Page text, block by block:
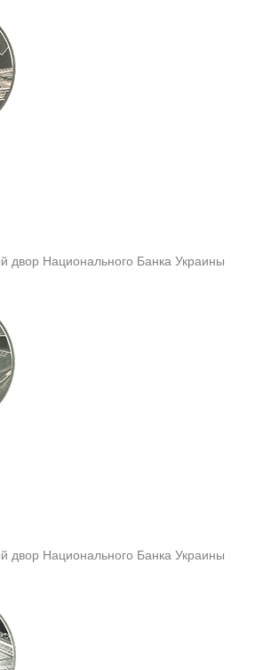
двор Национального Банка Украины
двор Национального Банка Украины